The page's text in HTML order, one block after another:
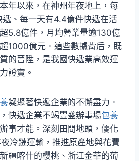
年以來，在神州年夜地上，每
、每一天有4.4億件快遞在活
5.8億件，月均營業量逾130億
1000億元。這些數據背后，既
的晉陞，是我國快遞業高效運
證實。
凝聚著快遞企業的不懈盡力。
快遞企業不竭豐盛辦事場包養
事才能。深刻田間地頭，優化
冷鏈運輸，推進原產地與花費
疆喀什的櫻桃、浙江金華的葡